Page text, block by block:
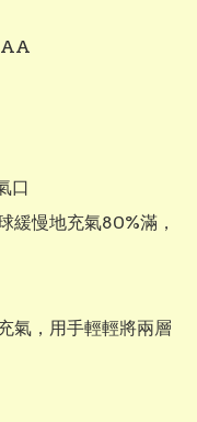
口
緩慢地充氣80%滿，
氣，用手輕輕將兩層